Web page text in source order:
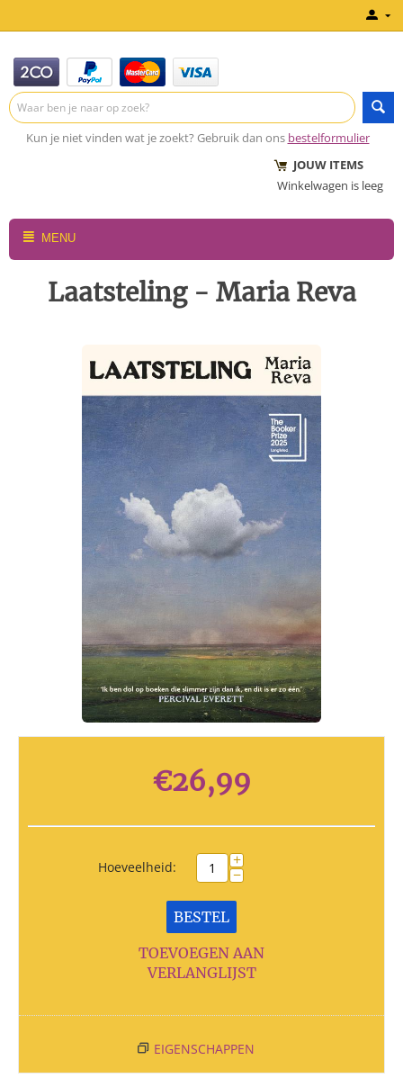
Kun je niet vinden wat je zoekt? Gebruik dan ons bestelformulier
JOUW ITEMS
Winkelwagen is leeg
MENU
Laatsteling - Maria Reva
€26,99
Hoeveelheid: +
−
BESTEL
TOEVOEGEN AAN
VERLANGLIJST
EIGENSCHAPPEN